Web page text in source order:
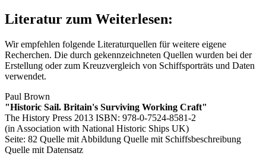
Literatur zum Weiterlesen:
Wir empfehlen folgende Literaturquellen für weitere eigene
Recherchen. Die durch gekennzeichneten Quellen wurden bei der
Erstellung oder zum Kreuzvergleich von Schiffsporträts und Daten
verwendet.
Paul Brown
"Historic Sail. Britain's Surviving Working Craft"
The History Press 2013 ISBN: 978-0-7524-8581-2
(in Association with National Historic Ships UK)
Seite: 82 Quelle mit Abbildung Quelle mit Schiffsbeschreibung
Quelle mit Datensatz